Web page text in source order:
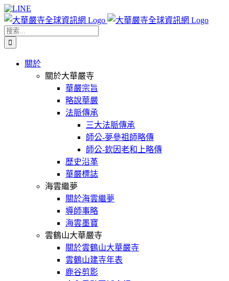
Skip
to
content
Facebook
X
WeChat
YouTube
LINE
搜
索
關於
關於大華嚴寺
華嚴宗旨
略說華嚴
法脈傳承
三大法脈傳承
師公-夢參祖師略傳
師公-欽因老和上略傳
歷史沿革
華嚴標誌
海雲繼夢
關於海雲繼夢
導師事略
海雲墨寶
雲鶴山大華嚴寺
關於雲鶴山大華嚴寺
雲鶴山建寺年表
鹿谷剪影